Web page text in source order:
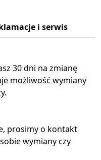
i serwis
30 dni na zmianę
możliwość wymiany
prosimy o kontakt
wymiany czy